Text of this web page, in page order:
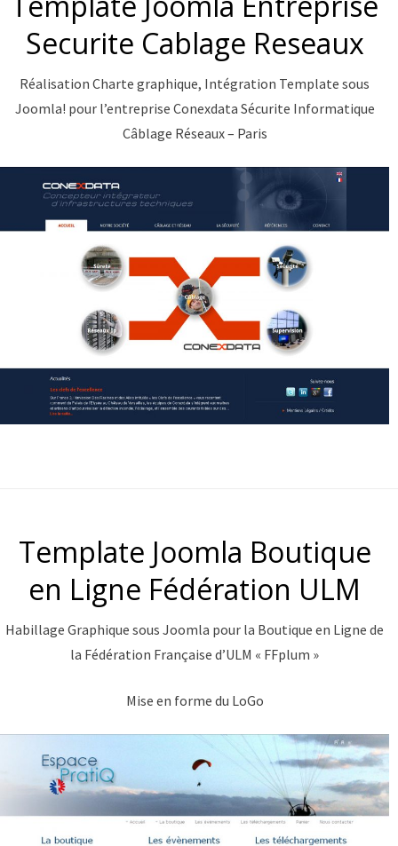
Securite Cablage Reseaux
Réalisation Charte graphique, Intégration Template sous
Joomla! pour l’entreprise Conexdata Sécurite Informatique
Câblage Réseaux – Paris
Template Joomla Boutique
en Ligne Fédération ULM
Habillage Graphique sous Joomla pour la Boutique en Ligne de
la Fédération Française d’ULM « FFplum »
Mise en forme du LoGo